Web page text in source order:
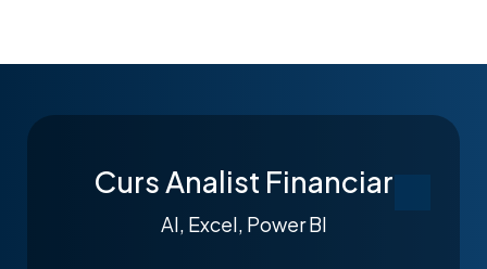
Curs Analist Financiar
AI, Excel, Power BI